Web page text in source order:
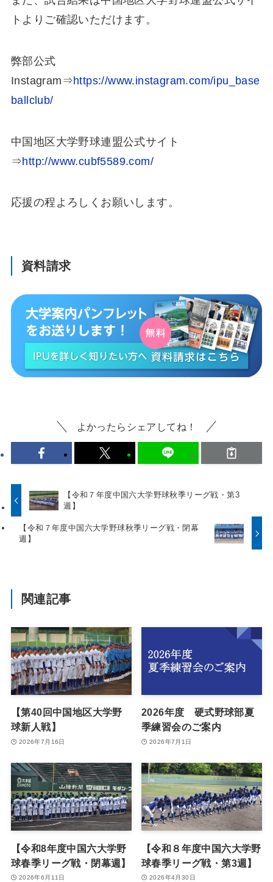
トよりご確認いただけます。
弊部公式
Instagram⇒https://www.instagram.com/ipu_base
ballclub/
中国地区大学野球連盟公式サイト
⇒http://www.cubf5589.com/
応援の程よろしくお願いします。
資料請求
よかったらシェアしてね！
【令和７年度中国六大学野球秋季リーグ戦・第3
週】
【令和７年度中国六大学野球秋季リーグ戦・閉幕
週】
関連記事
【第40回中国地区大学野
球新人戦】
2026年7月16日
2026年度 硬式野球部夏
季練習会のご案内
2026年7月1日
【令和8年度中国六大学野
球春季リーグ戦・閉幕週】
2026年6月11日
【令和８年度中国六大学野
球春季リーグ戦・第3週】
2026年4月30日